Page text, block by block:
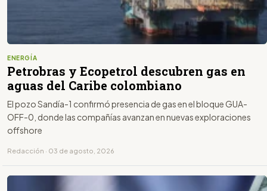
ENERGÍA
Petrobras y Ecopetrol descubren gas en
aguas del Caribe colombiano
El pozo Sandía-1 confirmó presencia de gas en el bloque GUA-
OFF-0, donde las compañías avanzan en nuevas exploraciones
offshore
Redacción · 03 de agosto, 2026